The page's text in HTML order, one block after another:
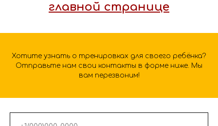
главной странице
Хотите узнать о тренировках для своего ребёнка?
Отправьте нам свои контакты в форме ниже. Мы
вам перезвоним!